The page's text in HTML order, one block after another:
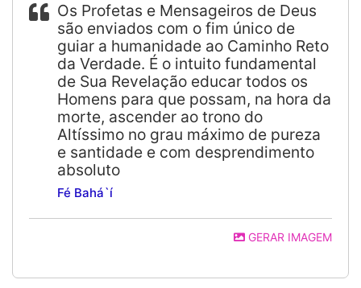
Os Profetas e Mensageiros de Deus
são enviados com o fim único de
guiar a humanidade ao Caminho Reto
da Verdade. É o intuito fundamental
de Sua Revelação educar todos os
Homens para que possam, na hora da
morte, ascender ao trono do
Altíssimo no grau máximo de pureza
e santidade e com desprendimento
absoluto
Fé Bahá`í
GERAR IMAGEM